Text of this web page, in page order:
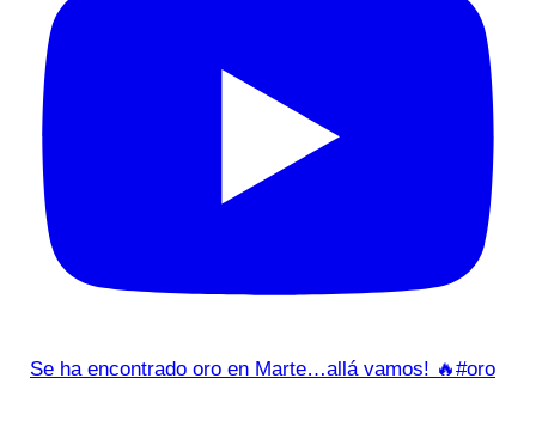
Se ha encontrado oro en Marte…allá vamos! 🔥#oro